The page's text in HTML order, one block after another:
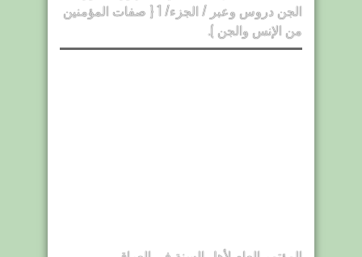
الجن دروس وعبر / الجزء/ 1 { صفات المؤمنين
من الإنس والجن ).